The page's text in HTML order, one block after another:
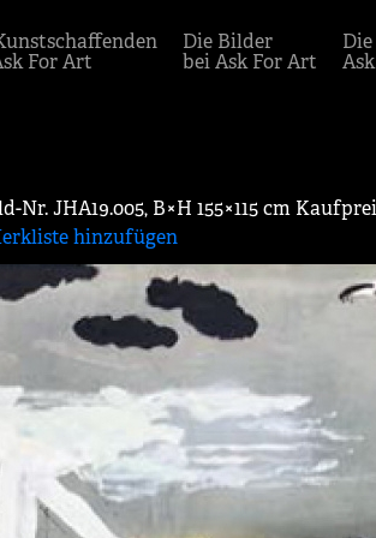
For Art
Die Bilder
bei Ask For Art
Nr. JHA19.005, B×H 155×115 cm
hinzufügen